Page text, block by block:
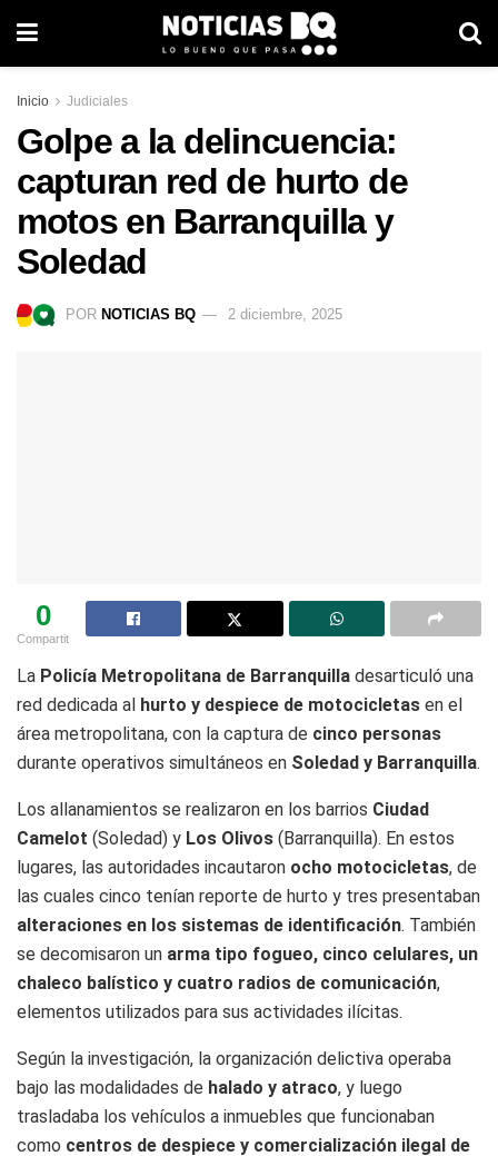
Inicio Judiciales
Golpe a la delincuencia:
capturan red de hurto de
motos en Barranquilla y
Soledad
POR NOTICIAS BQ 2 diciembre, 2025
0
Compartit
La Policía Metropolitana de Barranquilla desarticuló una
red dedicada al hurto y despiece de motocicletas en el
área metropolitana, con la captura de cinco personas
durante operativos simultáneos en Soledad y Barranquilla.
Los allanamientos se realizaron en los barrios Ciudad
Camelot (Soledad) y Los Olivos (Barranquilla). En estos
lugares, las autoridades incautaron ocho motocicletas, de
las cuales cinco tenían reporte de hurto y tres presentaban
alteraciones en los sistemas de identificación. También
se decomisaron un arma tipo fogueo, cinco celulares, un
chaleco balístico y cuatro radios de comunicación,
elementos utilizados para sus actividades ilícitas.
Según la investigación, la organización delictiva operaba
bajo las modalidades de halado y atraco, y luego
trasladaba los vehículos a inmuebles que funcionaban
como centros de despiece y comercialización ilegal de